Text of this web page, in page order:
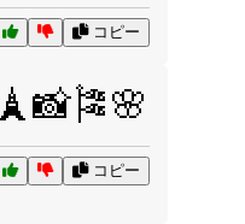
コピー
🗼📸🎏🌸
コピー